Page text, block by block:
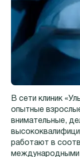
В сети клиник
опытные
внимательные,
работают в
международными